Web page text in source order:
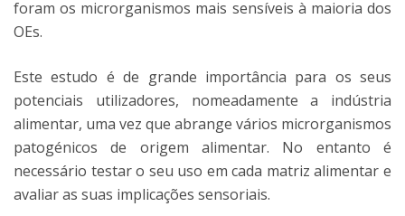
foram os microrganismos mais sensíveis à maioria dos
OEs.
Este estudo é de grande importância para os seus
potenciais utilizadores, nomeadamente a indústria
alimentar, uma vez que abrange vários microrganismos
patogénicos de origem alimentar. No entanto é
necessário testar o seu uso em cada matriz alimentar e
avaliar as suas implicações sensoriais.